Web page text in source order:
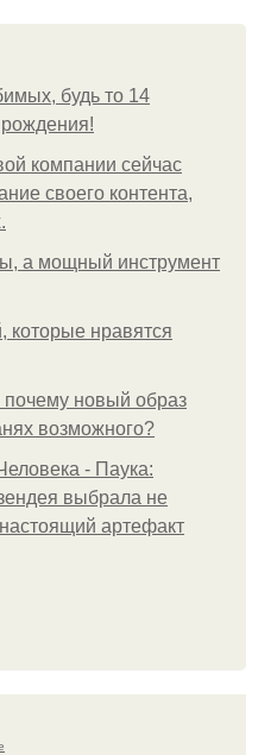
будь то 14
компании сейчас
своего контента,
а мощный инструмент
которые нравятся
новый образ
возможного?
- Паука:
выбрала не
артефакт